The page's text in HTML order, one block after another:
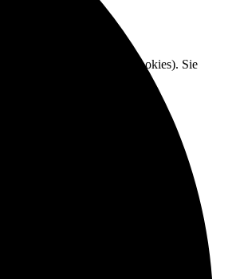
verbessern (Tracking Cookies). Sie
stehen.